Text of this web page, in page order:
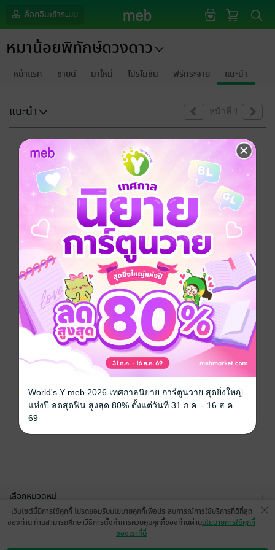
ล็อกอินเข้าระบบ
หมาน้อยพิทักษ์ดวงดาว
หน้าแรก ขายดี มาใหม่ โปรโมชัน ฟรีกระจาย แนะนำ
แนะนำ หน้าที่ 1
ขออภัยด้วยนะคะ
ไม่พบข้อมูลในหัวข้อที่คุณกำลังชมค่ะ
เลือกหมวดหมู่ +
บริการช่วยเหลือ
เว็บไซต์นี้มีการใช้คุกกี้ โปรดยอมรับนโยบายคุกกี้เพื่อประสบการณ์การใช้บริการที่ดีที่สุด
ของท่าน ท่านสามารถศึกษาวิธีการตั้งค่าการควบคุมคุกกี้ของท่านผ่านนโยบายการใช้คุกกี้
ของเราที่นี่
World's Y meb 2026 เทศกาลนิยาย การ์ตูนวาย สุดยิ่งใหญ่
แห่งปี ลดสุดฟิน สูงสุด 80% ตั้งแต่วันที่ 31 ก.ค. - 16 ส.ค.
69